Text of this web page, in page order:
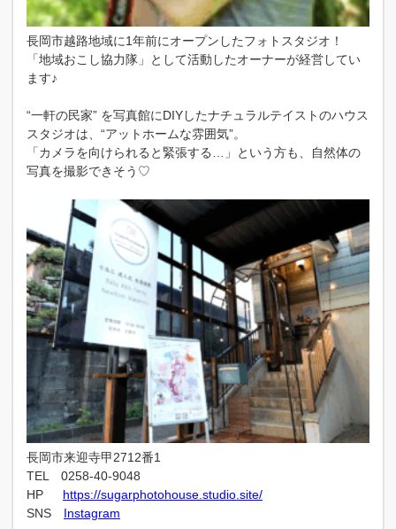
長岡市越路地域に1年前にオープンしたフォトスタジオ！
「地域おこし協力隊」として活動したオーナーが経営してい
ます♪
“一軒の民家” を写真館にDIYしたナチュラルテイストのハウス
スタジオは、“アットホームな雰囲気”。
「カメラを向けられると緊張する…」という方も、自然体の
写真を撮影できそう♡
長岡市来迎寺甲2712番1
TEL 0258-40-9048
HP https://sugarphotohouse.studio.site/
SNS Instagram